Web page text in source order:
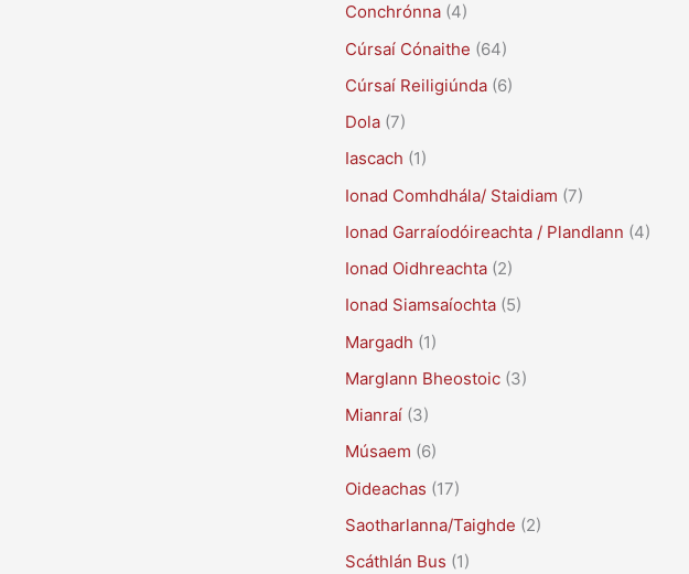
Conchrónna (4)
Cúrsaí Cónaithe (64)
Cúrsaí Reiligiúnda (6)
Dola (7)
Iascach (1)
Ionad Comhdhála/ Staidiam (7)
Ionad Garraíodóireachta / Plandlann (4)
Ionad Oidhreachta (2)
Ionad Siamsaíochta (5)
Margadh (1)
Marglann Bheostoic (3)
Mianraí (3)
Músaem (6)
Oideachas (17)
Saotharlanna/Taighde (2)
Scáthlán Bus (1)